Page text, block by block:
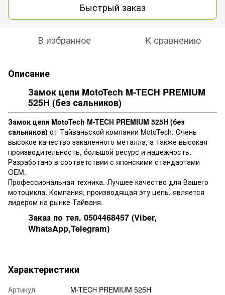
Быстрый заказ
В избранное К сравнению
Описание
Замок цепи MotoTech M-TECН PREMIUM
525H (без сальников)
Замок цепи MotoTech M-TECН PREMIUM 525H (без
сальников) от Тайваньской компании MotoTech. Очень
высокое качество закаленного металла, а также высокая
производительность, большой ресурс и надежность.
Разработано в соответствии с японскими стандартами
OEM.
Профессиональная техника. Лучшее качество для Вашего
мотоцикла. Компания, производящая эту цепь, является
лидером на рынке Тайваня.
Заказ по тел. 0504468457 (Viber,
WhatsApp,Telegram)
Характеристики
Артикул M-TECН PREMIUM 525H